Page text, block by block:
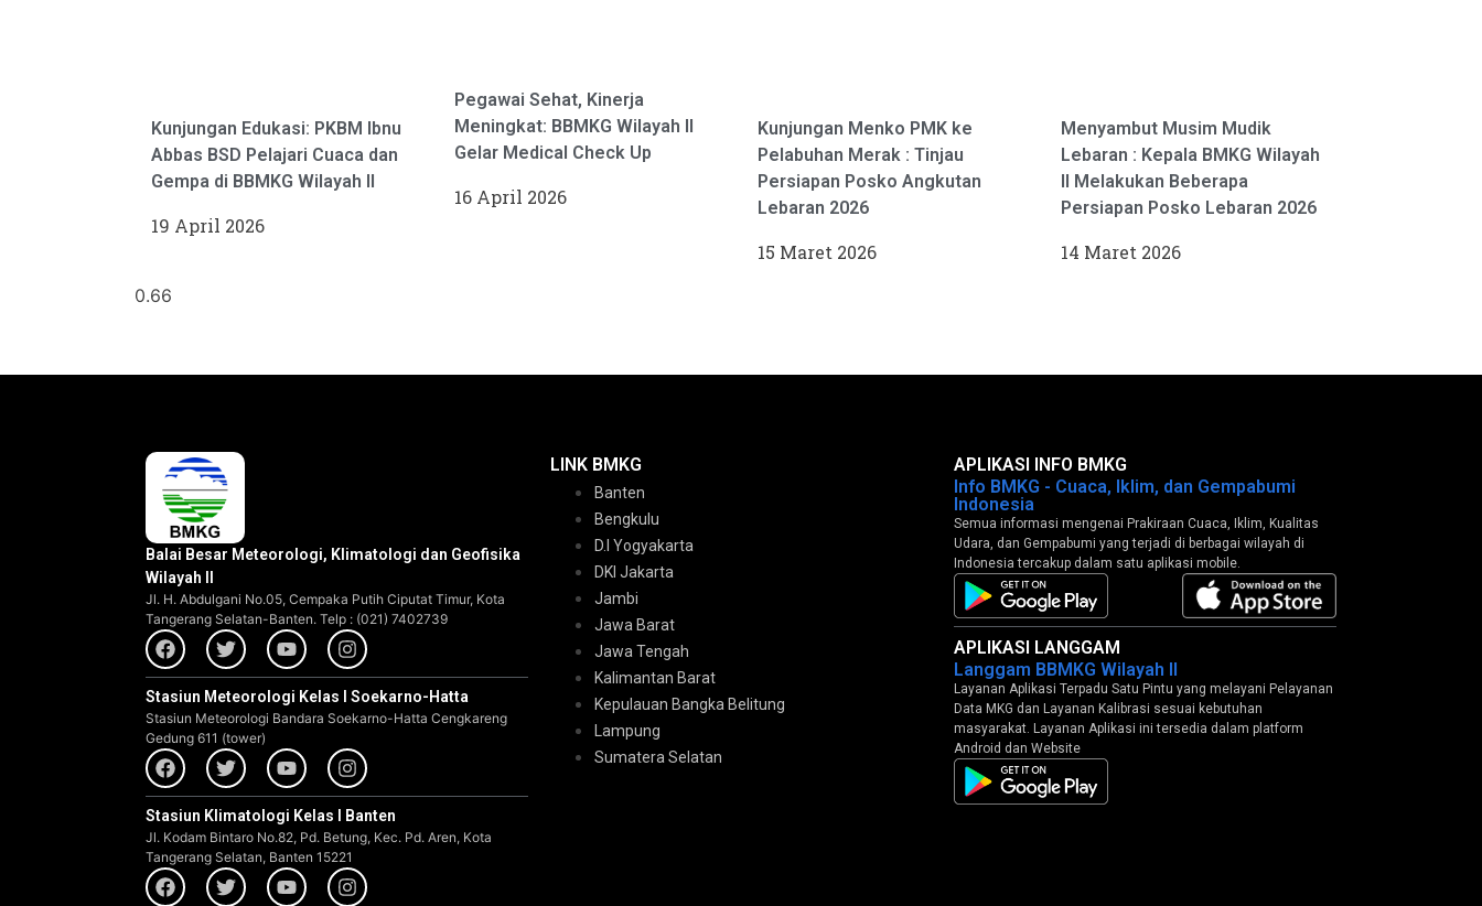
Kunjungan Edukasi: PKBM Ibnu
Abbas BSD Pelajari Cuaca dan
Gempa di BBMKG Wilayah II
19 April 2026
Pegawai Sehat, Kinerja
Meningkat: BBMKG Wilayah II
Gelar Medical Check Up
16 April 2026
Kunjungan Menko PMK ke
Pelabuhan Merak : Tinjau
Persiapan Posko Angkutan
Lebaran 2026
15 Maret 2026
Menyambut Musim Mudik
Lebaran : Kepala BMKG Wilayah
II Melakukan Beberapa
Persiapan Posko Lebaran 2026
14 Maret 2026
Balai Besar Meteorologi, Klimatologi dan Geofisika
Wilayah II
Jl. H. Abdulgani No.05, Cempaka Putih Ciputat Timur, Kota
Tangerang Selatan-Banten. Telp : (021) 7402739
Stasiun Meteorologi Kelas I Soekarno-Hatta
Stasiun Meteorologi Bandara Soekarno-Hatta Cengkareng
Gedung 611 (tower)
Stasiun Klimatologi Kelas I Banten
Jl. Kodam Bintaro No.82, Pd. Betung, Kec. Pd. Aren, Kota
Tangerang Selatan, Banten 15221
LINK BMKG
Banten
Bengkulu
D.I Yogyakarta
DKI Jakarta
Jambi
Jawa Barat
Jawa Tengah
Kalimantan Barat
Kepulauan Bangka Belitung
Lampung
Sumatera Selatan
APLIKASI INFO BMKG
Info BMKG - Cuaca, Iklim, dan Gempabumi
Indonesia
Semua informasi mengenai Prakiraan Cuaca, Iklim, Kualitas
Udara, dan Gempabumi yang terjadi di berbagai wilayah di
Indonesia tercakup dalam satu aplikasi mobile.
APLIKASI LANGGAM
Langgam BBMKG Wilayah II
Layanan Aplikasi Terpadu Satu Pintu yang melayani Pelayanan
Data MKG dan Layanan Kalibrasi sesuai kebutuhan
masyarakat. Layanan Aplikasi ini tersedia dalam platform
Android dan Website